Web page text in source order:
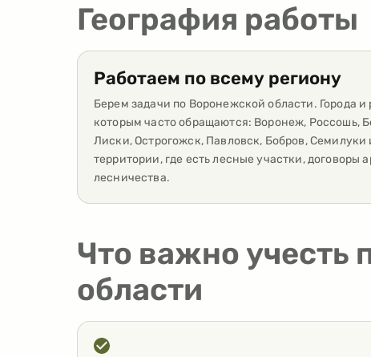
География работы
Работаем по всему региону
Берем задачи по Воронежской области. Города и
которым часто обращаются: Воронеж, Россошь,
Лиски, Острогожск, Павловск, Бобров, Семилуки
территории, где есть лесные участки, договоры
лесничества.
Что важно учесть
области